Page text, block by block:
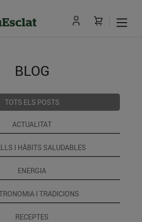
BLOG
TOTS ELS POSTS
ACTUALITAT
I HÀBITS SALUDABLES
ENERGIA
I TRADICIONS
RECEPTES